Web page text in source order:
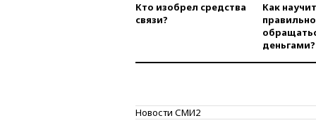
Кто изобрел средства
связи?
Как
правильно
деньгами?
Новости СМИ2